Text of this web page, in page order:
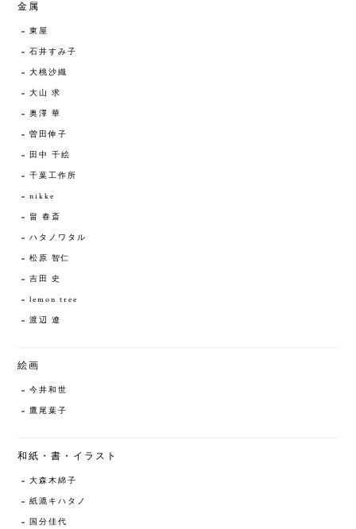
金属
東屋
石井すみ子
大桃沙織
大山 求
奥澤 華
曽田伸子
田中 千絵
千葉工作所
nikke
畠 春斎
ハタノワタル
松原 智仁
吉田 史
lemon tree
渡辺 遼
絵画
今井和世
鷹尾葉子
和紙・書・イラスト
大森木綿子
紙漉キハタノ
国分佳代